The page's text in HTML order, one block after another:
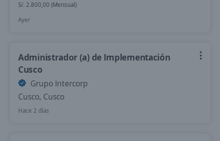
S/. 2.800,00 (Mensual)
Ayer
Administrador (a) de Implementación
Cusco
Grupo Intercorp
Cusco, Cusco
Hace 2 días